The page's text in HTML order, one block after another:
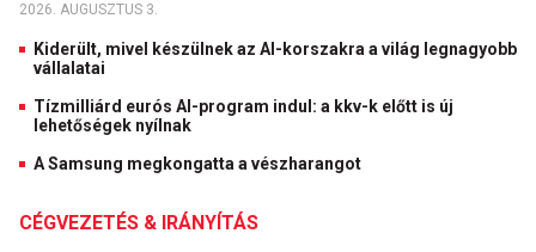
2026. AUGUSZTUS 3.
Kiderült, mivel készülnek az AI-korszakra a világ legnagyobb
vállalatai
Tízmilliárd eurós AI-program indul: a kkv-k előtt is új
lehetőségek nyílnak
A Samsung megkongatta a vészharangot
CÉGVEZETÉS & IRÁNYÍTÁS